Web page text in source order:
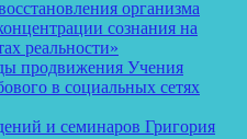
организма
сознания на
реальности»
продвижения Учения
в социальных сетях
и семинаров Григория